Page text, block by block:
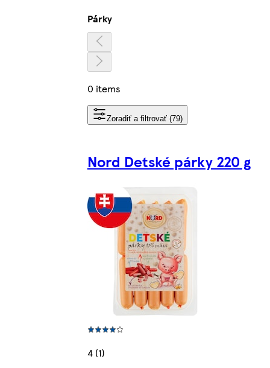
Párky
0 items
Zoradiť a filtrovať (79)
Nord Detské párky 220 g
4 (1)